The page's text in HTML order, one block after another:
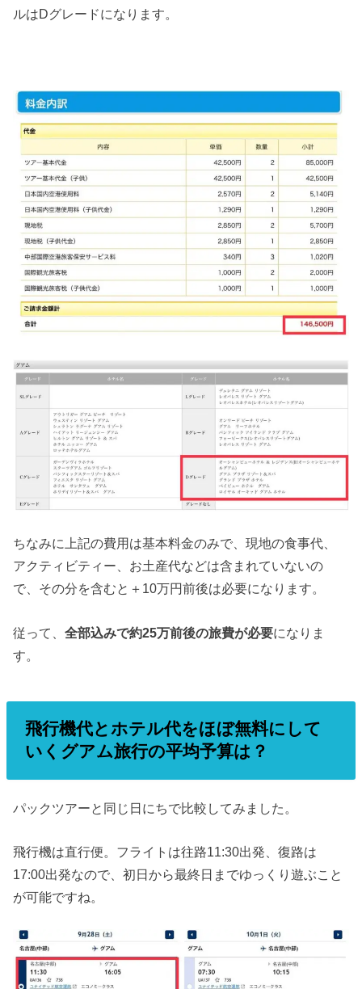
ルはDグレードになります。
ちなみに上記の費用は基本料金のみで、現地の食事代、
アクティビティー、お土産代などは含まれていないの
で、その分を含むと＋10万円前後は必要になります。
従って、全部込みで約25万前後の旅費が必要になりま
す。
飛行機代とホテル代をほぼ無料にして
いくグアム旅行の平均予算は？
パックツアーと同じ日にちで比較してみました。
飛行機は直行便。フライトは往路11:30出発、復路は
17:00出発なので、初日から最終日までゆっくり遊ぶこと
が可能ですね。